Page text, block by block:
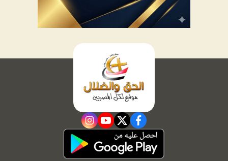
facebook
twitter
youtube
instagram